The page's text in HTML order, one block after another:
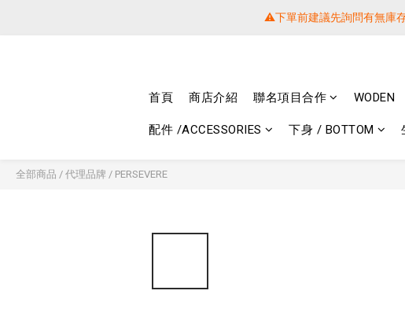
⚠️下單前建議先詢問有無庫
⚠️下單前建議先詢問有無庫
⚠️下單前建議先詢問有無庫
首頁 商店介紹 聯名項目合作 WODEN
配件 /ACCESSORIES 下身 / BOTTOM
全部商品 / 代理品牌 / PERSEVERE